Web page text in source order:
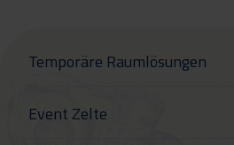
Temporäre Raumlösungen
Event Zelte